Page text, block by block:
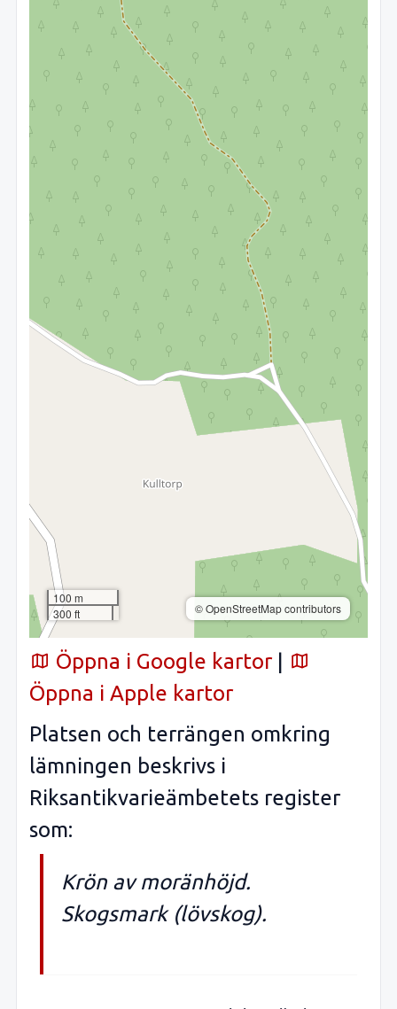
100 m
300 ft
© OpenStreetMap contributors
Öppna i Google kartor
Öppna i Apple kartor
Platsen och terrängen omkring
lämningen beskrivs i
Riksantikvarieämbetets register
som:
Krön av moränhöjd.
Skogsmark (lövskog).